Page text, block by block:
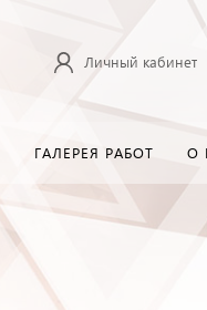
Личный кабинет
ГАЛЕРЕЯ РАБОТ О